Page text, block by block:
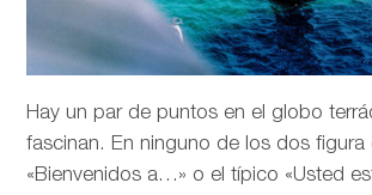
Hay un par de puntos en el globo
fascinan. En ninguno de los dos figura
«Bienvenidos a…» o el típico «Usted